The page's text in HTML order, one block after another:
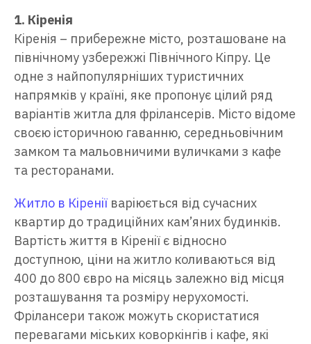
1. Кіренія
Кіренія – прибережне місто, розташоване на
північному узбережжі Північного Кіпру. Це
одне з найпопулярніших туристичних
напрямків у країні, яке пропонує цілий ряд
варіантів житла для фрілансерів. Місто відоме
своєю історичною гаванню, середньовічним
замком та мальовничими вуличками з кафе
та ресторанами.
Житло в Кіренії варіюється від сучасних
квартир до традиційних кам’яних будинків.
Вартість життя в Кіренії є відносно
доступною, ціни на житло коливаються від
400 до 800 євро на місяць залежно від місця
розташування та розміру нерухомості.
Фрілансери також можуть скористатися
перевагами міських коворкінгів і кафе, які